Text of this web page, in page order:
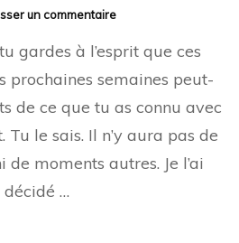
un commentairesur
(extrait)
gardes à l’esprit que ces
prochaines semaines peut-
de ce que tu as connu avec
Tu le sais. Il n’y aura pas de
moments autres. Je l’ai
décidé …